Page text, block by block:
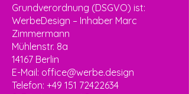
Grundverordnung (DSGVO) ist:
WerbeDesign – Inhaber Marc
Zimmermann
Mühlenstr. 8a
14167 Berlin
E-Mail: office@werbe.design
Telefon: +49 151 72422634